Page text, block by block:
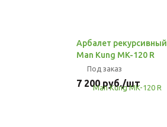
Арбалет рекурсивный
Man Kung MK-120 R
Под заказ
7 200 руб./шт